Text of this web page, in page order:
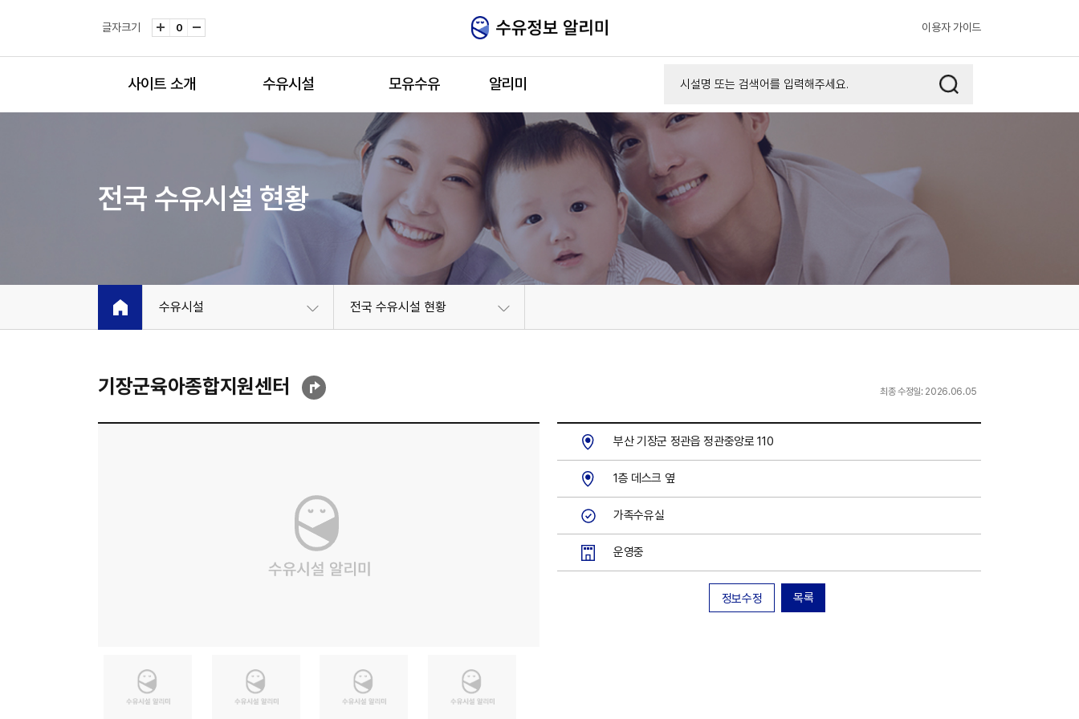
글자크기
0 이용자 가이드
사이트 소개 수유시설 모유수유 알리미
전국 수유시설 현황
수유시설 전국 수유시설 현황
기장군육아종합지원센터 최종 수정일: 2026.06.05
부산 기장군 정관읍 정관중앙로 110
1층 데스크 옆
가족수유실
운영중
정보수정 목록